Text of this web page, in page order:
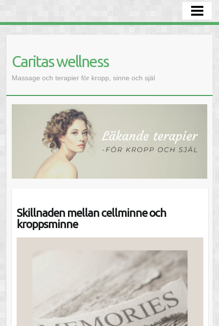
BEHANDLINGAR
AKTIVITETER
DRÖMTOLKNING
SJÄLVKÄNNEDOM - INRE SEENDE
LIVSKUNSKAP
Caritas wellness
Massage och terapier för kropp, sinne och själ
Skillnaden mellan cellminne och
kroppsminne